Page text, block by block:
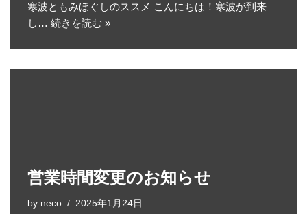
寒波ともみほぐしのススメ こんにちは！寒波が到来
し… 続きを読む »
営業時間変更のお知らせ
by neco 2025年1月24日